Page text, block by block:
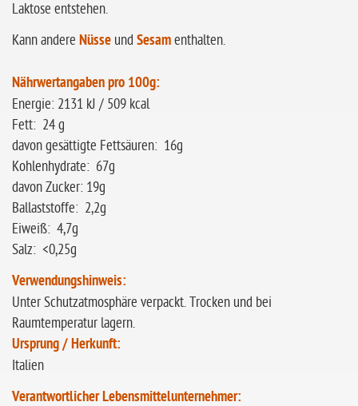
Laktose entstehen.
Kann andere Nüsse und Sesamenthalten.
Nährwertangaben pro 100g:
Energie: 2131 kJ / 509 kcal
Fett: 24 g
davon gesättigte Fettsäuren: 16g
Kohlenhydrate: 67g
davon Zucker: 19g
Ballaststoffe: 2,2g
Eiweiß: 4,7g
Salz: <0,25g
Verwendungshinweis:
Unter Schutzatmosphäre verpackt. Trocken und bei
Raumtemperatur lagern.
Ursprung / Herkunft:
Italien
Verantwortlicher Lebensmittelunternehmer: